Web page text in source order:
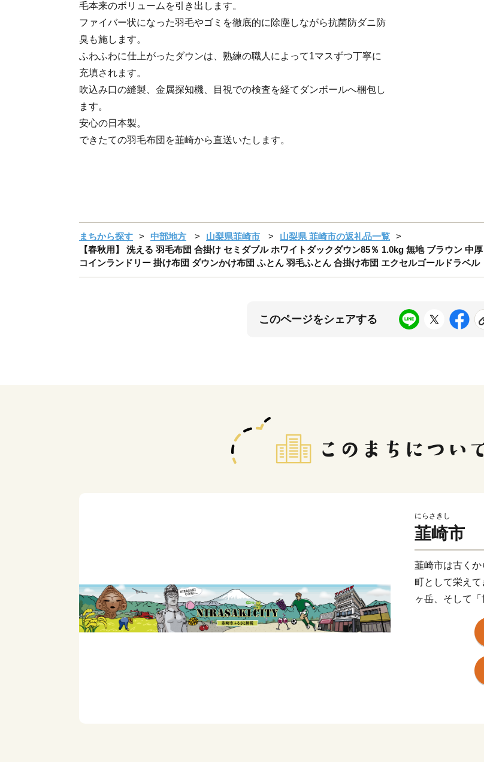
毛本来のボリュームを引き出します。
ファイバー状になった羽毛やゴミを徹底的に除塵しながら抗菌防ダニ防
臭も施します。
ふわふわに仕上がったダウンは、熟練の職人によって1マスずつ丁寧に
充填されます。
吹込み口の縫製、金属探知機、目視での検査を経てダンボールへ梱包し
ます。
安心の日本製。
できたての羽毛布団を韮崎から直送いたします。
まちから探す 中部地方 山梨県韮崎市
山梨県 韮崎市の返礼品一覧
【春秋用】 洗える 羽毛布団 合掛け セミダブル ホワイトダックダウン85％ 1.0kg 無地 ブラウン 中
コインランドリー 掛け布団 ダウンかけ布団 ふとん 羽毛ふとん 合掛け布団 エクセルゴールドラベル
このページをシェアする
にらさきし
韮崎市
韮崎市は古く
町として栄え
ヶ岳、そして
ち、韮崎市が
武田氏が氏神
た悲運の城・
ろに点在する“
私たちの生命
れてきた伝統